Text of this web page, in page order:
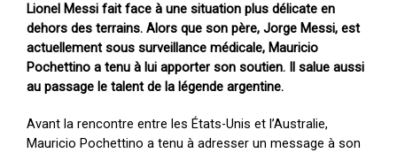
Lionel Messi fait face à une situation plus délicate en
dehors des terrains. Alors que son père, Jorge Messi, est
actuellement sous surveillance médicale, Mauricio
Pochettino a tenu à lui apporter son soutien. Il salue aussi
au passage le talent de la légende argentine.
Avant la rencontre entre les États-Unis et l’Australie,
Mauricio Pochettino a tenu à adresser un message à son